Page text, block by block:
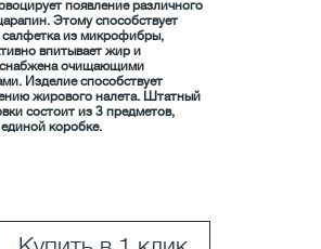
появление различного
Этому способствует
салфетка из микрофибры,
впитывает жир и
очищающими
Изделие способствует
жирового налета. Штатный
состоит из 3 предметов,
коробке.